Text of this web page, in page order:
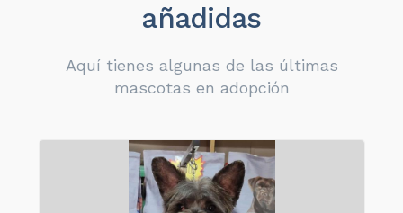
añadidas
Aquí tienes algunas de las últimas
mascotas en adopción